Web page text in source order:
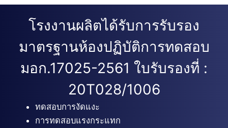
โรงงานผลิตได้รับการรับรอง
มาตรฐานห้องปฏิบัติการทดสอบ
มอก.17025-2561 ใบรับรองที่ :
20T028/1006
ทดสอบการงัดแงะ
การทดสอบแรงกระแทก